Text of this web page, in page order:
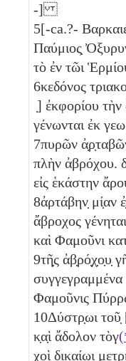
-]
5[-ca.?-
Παύμιος̣
τὸ ἐν τῶι
6κεδόνος
̣] ἐκφορίου
γένωνται ἐκ
7πυρῶν
πλὴν ἀβρόχου.
εἰς ἑκάστην
8ἀρτάβην̣ μί̣αν
ἄβροχος
καὶ Φαμοῦνι
9τῆ̣ς ἀβ̣ρό̣χ̣ο̣υ̣
Φαμοῦνις
10Δύστρ̣ωι τοῦ̣
κ̣α̣ὶ ἄδολον τὸγ
χοὶ δικαίωι